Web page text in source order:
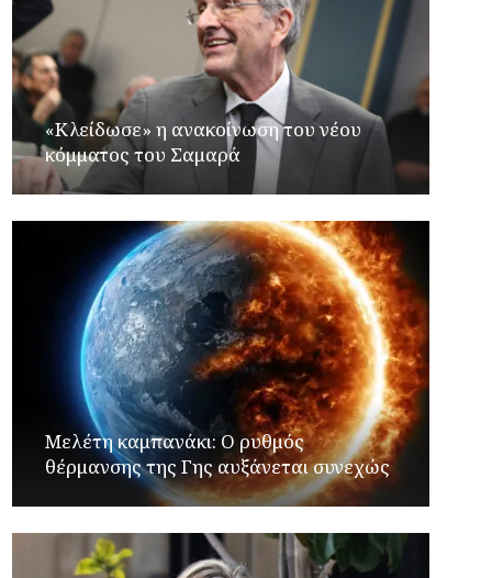
«Κλείδωσε» η ανακοίνωση του νέου
κόμματος του Σαμαρά
Μελέτη καμπανάκι: Ο ρυθμός
θέρμανσης της Γης αυξάνεται συνεχώς